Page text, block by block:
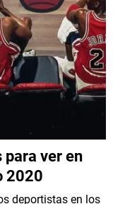
ver en
2020
deportistas en los